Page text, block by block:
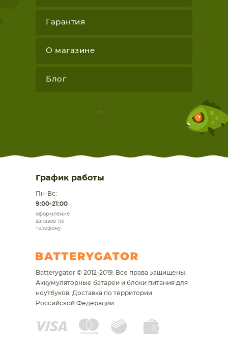
Гарантия
О магазине
Блог
График работы
Пн-Вс:
9:00-21:00
оформление
заказов по
телефону
Batterygator © 2012-2019. Все права защищены.
Аккумуляторные батареи и блоки питания для
ноутбуков. Доставка по территории
Российской Федерации